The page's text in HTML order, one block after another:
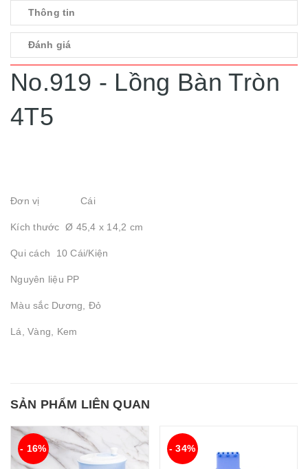
Thông tin
Đánh giá
No.919 - Lồng Bàn Tròn
4T5
Đơn vị Cái
Kích thước Ø 45,4 x 14,2 cm
Qui cách 10 Cái/Kiện
Nguyên liệu PP
Màu sắc Dương, Đỏ
Lá, Vàng, Kem
SẢN PHẨM LIÊN QUAN
- 16% - 34%